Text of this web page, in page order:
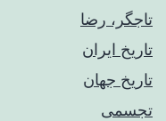
تاجگر، رضا
تاریخ ایران
تاریخ جهان
تجسمی